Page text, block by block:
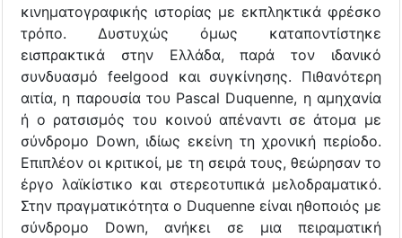
κινηματογραφικής ιστορίας με εκπληκτικά φρέσκο
τρόπο. Δυστυχώς όμως καταποντίστηκε
εισπρακτικά στην Ελλάδα, παρά τον ιδανικό
συνδυασμό feelgood και συγκίνησης. Πιθανότερη
αιτία, η παρουσία του Pascal Duquenne, η αμηχανία
ή ο ρατσισμός του κοινού απέναντι σε άτομα με
σύνδρομο Down, ιδίως εκείνη τη χρονική περίοδο.
Επιπλέον οι κριτικοί, με τη σειρά τους, θεώρησαν το
έργο λαϊκίστικο και στερεοτυπικά μελοδραματικό.
Στην πραγματικότητα ο Duquenne είναι ηθοποιός με
σύνδρομο Down, ανήκει σε μια πειραματική